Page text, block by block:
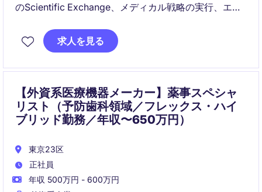
のScientific Exchange、メディカル戦略の実行、エビ
グローバルチームと密接に連携しながら、疾患領域の
求人を見る
【外資系医療機器メーカー】薬事スペシャ
リスト（予防歯科領域／フレックス・ハイ
ブリッド勤務／年収〜650万円）
東京23区
正社員
年収 500万円 - 600万円